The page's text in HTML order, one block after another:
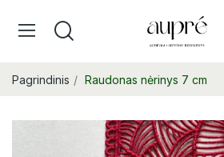
Pagrindinis Raudonas nėrinys 7 cm